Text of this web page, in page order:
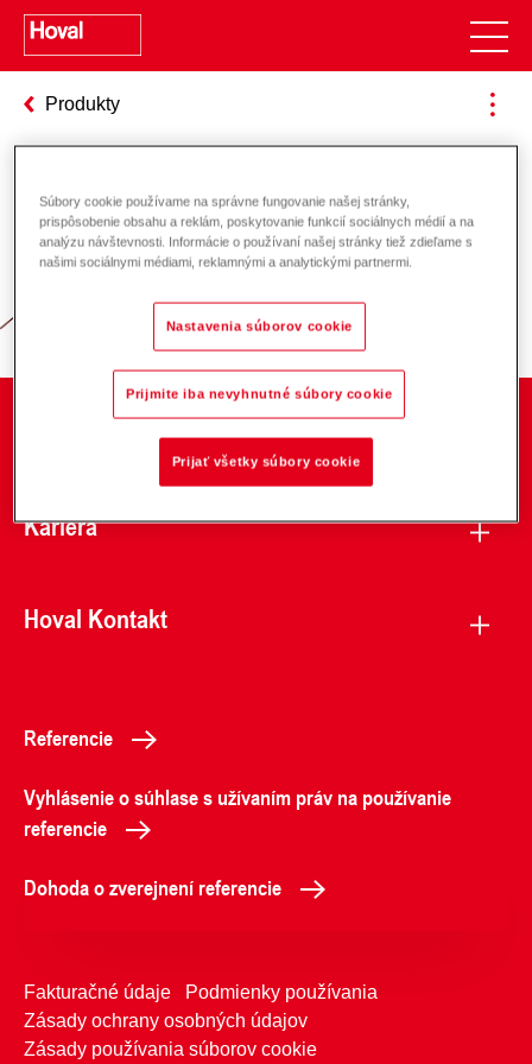
Produkty
Zodpovednosť za energiu a životné
prostredie
O spoločnosti
Kariéra
Hoval Kontakt
Referencie
Vyhlásenie o súhlase s užívaním práv na používanie
referencie
Dohoda o zverejnení referencie
Fakturačné údaje
Podmienky používania
Zásady ochrany osobných údajov
Zásady používania súborov cookie
Súbory cookie používame na správne fungovanie našej stránky,
prispôsobenie obsahu a reklám, poskytovanie funkcií sociálnych médií a na
analýzu návštevnosti. Informácie o používaní našej stránky tiež zdieľame s
našimi sociálnymi médiami, reklamnými a analytickými partnermi.
Nastavenia súborov cookie
Prijmite iba nevyhnutné súbory cookie
Prijať všetky súbory cookie